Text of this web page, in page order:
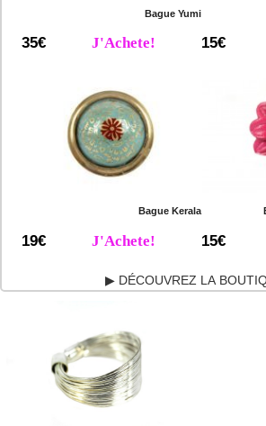
Bague Yumi
35€ J'Achete! 15€
Bague Kerala
19€ J'Achete! 15€
▶ DÉCOUVREZ LA